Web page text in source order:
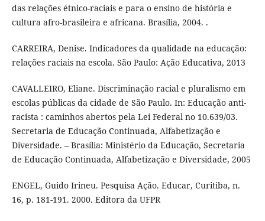
das relações étnico-raciais e para o ensino de história e
cultura afro-brasileira e africana. Brasília, 2004. .
CARREIRA, Denise. Indicadores da qualidade na educação:
relações raciais na escola. São Paulo: Ação Educativa, 2013
CAVALLEIRO, Eliane. Discriminação racial e pluralismo em
escolas públicas da cidade de São Paulo. In: Educação anti-
racista : caminhos abertos pela Lei Federal no 10.639/03.
Secretaria de Educação Continuada, Alfabetização e
Diversidade. – Brasília: Ministério da Educação, Secretaria
de Educação Continuada, Alfabetização e Diversidade, 2005
ENGEL, Guido Irineu. Pesquisa Ação. Educar, Curitiba, n.
16, p. 181-191. 2000. Editora da UFPR